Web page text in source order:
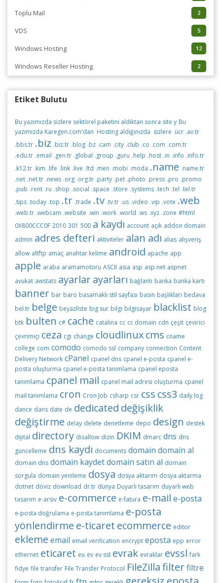
2
Toplu Mail
5
VDS
12
Windows Hosting
2
Windows Reseller Hosting
Etiket Bulutu
Bu yazımızda sizlere sektörel paketini aldıktan sonra site y Bu
yazımızda Karegen.com'dan Hosting aldığınızda sizlere ücr .av.tr
.bbs.tr .biz .biz.tr .blog .bz .cam .city .club .co .com .com.tr
.edu.tr .email .gen.tr .global .group .guru .help .host .in .info .info.tr
.k12.tr .kim .life .link .live .ltd .men .mobi .moda .name .name.tr
.net .net.tr .news .org .org.tr .party .pet .photo .press .pro .promo
.pub .rent .ru .shop .social .space .store .systems .tech .tel .tel.tr
.tips .today .top .tr .trade .tv .tv.tr .us .video .vip .vote .web
.web.tr .webcam .website .win .work .world .ws .xyz .zone #html
0X800CCC0F 2010 301 500 a kaydı account açık addon domain
admin adres defteri aktiviteler alan adı alias alışveriş
allow altftp amaç anahtar kelime android apache app
apple araba aramamotoru ASCII asia asp asp.net aspnet
avukat awstats ayarlarayarları bağlantı banka banka kartı
banner bar baro basamaklı stil sayfası basın başlıkları bedava
bel.tr belge beyazliste big sur bilgi bilgisayar blacklist blog
btk bulten c# cache catalina cc cc domain cdn çeşit çevirici
çevrimiçi ceza cgi change cloudlinuxcms cname
college com comodo comodo ssl company connection Content
Delivery Network cPanel cpanel dns cpanel e-posta cpanel e-
posta oluşturma cpanel e-posta tanımlama cpanel eposta
tanımlama cpanel mail cpanel mail adresi oluşturma cpanel
mail tanımlama cron Cron Job csharp csr css css3 daily log
dance dans date de dedicated değişiklik
değiştirme delay delete denetleme depo design destek
dijital directory disallow dizin DKIM dmarc dns dns
güncelleme dns kaydı documents domain domain al
domain dns domain kaydetdomain satın al domain
sorgula domain yenileme dosya dosya aktarım dosya aktarma
dotnet döviz download dr.tr dünya Duyarlı tasarım duyarlı web
tasarım e-arsiv e-commerce e-fatura e-mail e-posta
e-posta doğrulama e-posta tanımlama e-posta
yönlendirme e-ticaret ecommerce editor
ekleme email email verification encrypt eposta epp error
ethernet eticaret eu ev ev ssl evrak evraklar evssl fark
fidye file transfer File Transfer Protocol FileZillafilterfiltre